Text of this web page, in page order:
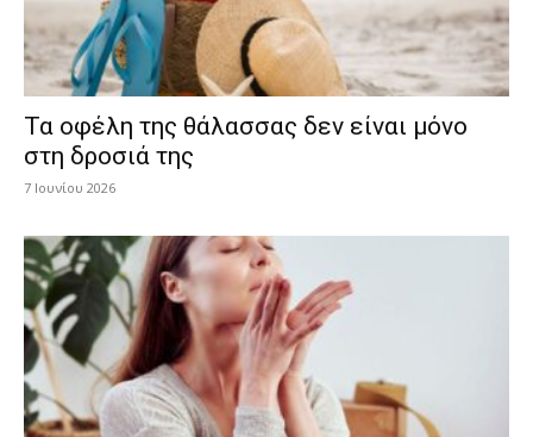
Τα οφέλη της θάλασσας δεν είναι μόνο
στη δροσιά της
7 Ιουνίου 2026